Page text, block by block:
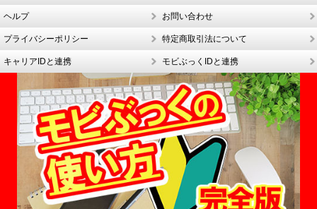
ヘルプ お問い合わせ
プライバシーポリシー 特定商取引法について
キャリアIDと連携 モビぶっくIDと連携